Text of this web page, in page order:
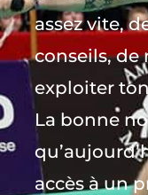
assez vite,
conseils, de
exploiter
La bonne
accès à un